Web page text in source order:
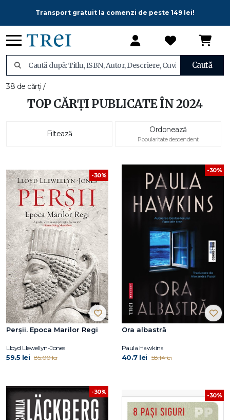
Transport gratuit la comenzi de peste 149 lei!
Caută
38 de cărți /
TOP CĂRȚI PUBLICATE ÎN 2024
Filtează Ordonează
Popularitate descendent
-30%
Perșii. Epoca Marilor Regi
Lloyd Llewellyn-Jones
59.5 lei 85.00 lei
-30%
Ora albastră
Paula Hawkins
40.7 lei 58.14 lei
-30%
-30%